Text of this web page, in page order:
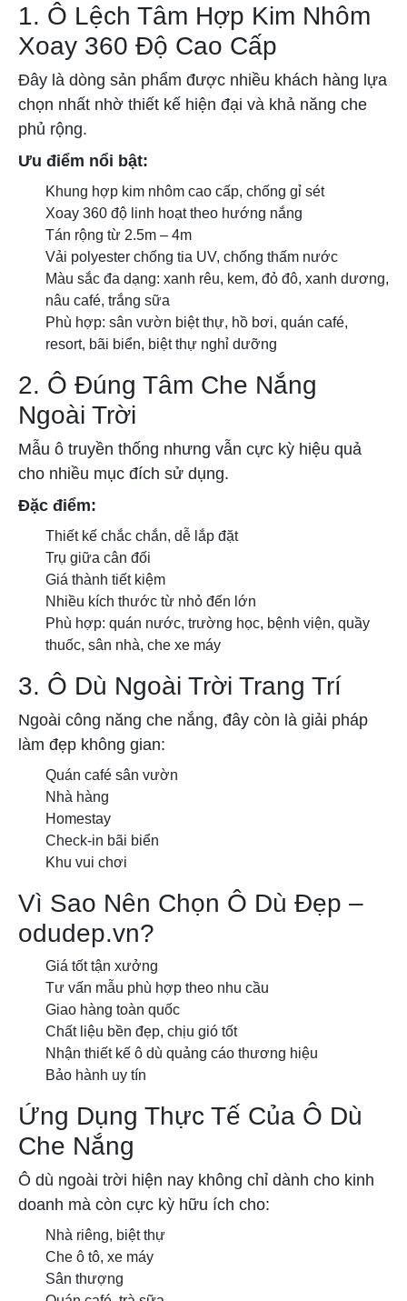
1. Ô Lệch Tâm Hợp Kim Nhôm
Xoay 360 Độ Cao Cấp
Đây là dòng sản phẩm được nhiều khách hàng lựa
chọn nhất nhờ thiết kế hiện đại và khả năng che
phủ rộng.
Ưu điểm nổi bật:
Khung hợp kim nhôm cao cấp, chống gỉ sét
Xoay 360 độ linh hoạt theo hướng nắng
Tán rộng từ 2.5m – 4m
Vải polyester chống tia UV, chống thấm nước
Màu sắc đa dạng: xanh rêu, kem, đỏ đô, xanh dương,
nâu café, trắng sữa
Phù hợp: sân vườn biệt thự, hồ bơi, quán café,
resort, bãi biển, biệt thự nghỉ dưỡng
2. Ô Đúng Tâm Che Nắng
Ngoài Trời
Mẫu ô truyền thống nhưng vẫn cực kỳ hiệu quả
cho nhiều mục đích sử dụng.
Đặc điểm:
Thiết kế chắc chắn, dễ lắp đặt
Trụ giữa cân đối
Giá thành tiết kiệm
Nhiều kích thước từ nhỏ đến lớn
Phù hợp: quán nước, trường học, bệnh viện, quầy
thuốc, sân nhà, che xe máy
3. Ô Dù Ngoài Trời Trang Trí
Ngoài công năng che nắng, đây còn là giải pháp
làm đẹp không gian:
Quán café sân vườn
Nhà hàng
Homestay
Check-in bãi biển
Khu vui chơi
Vì Sao Nên Chọn Ô Dù Đẹp –
odudep.vn?
Giá tốt tận xưởng
Tư vấn mẫu phù hợp theo nhu cầu
Giao hàng toàn quốc
Chất liệu bền đẹp, chịu gió tốt
Nhận thiết kế ô dù quảng cáo thương hiệu
Bảo hành uy tín
Ứng Dụng Thực Tế Của Ô Dù
Che Nắng
Ô dù ngoài trời hiện nay không chỉ dành cho kinh
doanh mà còn cực kỳ hữu ích cho:
Nhà riêng, biệt thự
Che ô tô, xe máy
Sân thượng